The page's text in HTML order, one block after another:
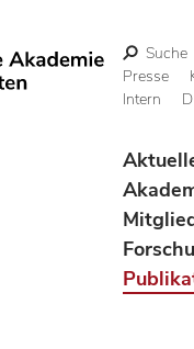
Suche
Presse
Intern